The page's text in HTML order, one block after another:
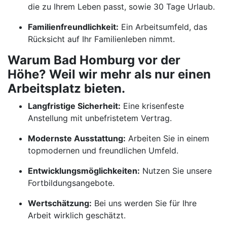
die zu Ihrem Leben passt, sowie 30 Tage Urlaub.
Familienfreundlichkeit: Ein Arbeitsumfeld, das
Rücksicht auf Ihr Familienleben nimmt.
Warum Bad Homburg vor der
Höhe? Weil wir mehr als nur einen
Arbeitsplatz bieten.
Langfristige Sicherheit: Eine krisenfeste
Anstellung mit unbefristetem Vertrag.
Modernste Ausstattung: Arbeiten Sie in einem
topmodernen und freundlichen Umfeld.
Entwicklungsmöglichkeiten: Nutzen Sie unsere
Fortbildungsangebote.
Wertschätzung: Bei uns werden Sie für Ihre
Arbeit wirklich geschätzt.